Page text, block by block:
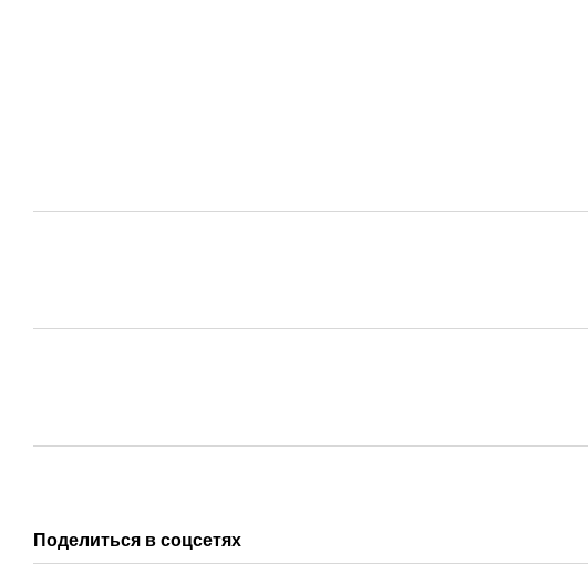
Поделиться в соцсетях